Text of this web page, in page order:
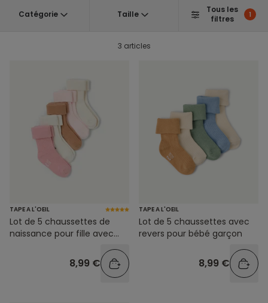
Catégorie Taille
Tous les
filtres
1
3 articles
TAPE A L'OEIL
Lot de 5 chaussettes de
naissance pour fille avec
8,99 €
TAPE A L'OEIL
Lot de 5 chaussettes avec
revers pour bébé garçon
8,99 €